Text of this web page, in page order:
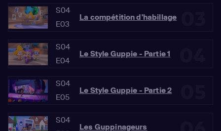
S04
E03
La compétition d'habillage
S04
E04
Le Style Guppie - Partie 1
S04
E05
Le Style Guppie - Partie 2
S04
Les Guppinageurs